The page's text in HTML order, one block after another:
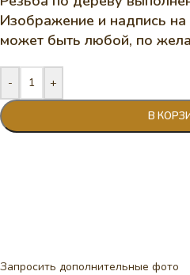
Изображение и надпись
может быть любой, по
- +
В
Запросить дополнительные фото